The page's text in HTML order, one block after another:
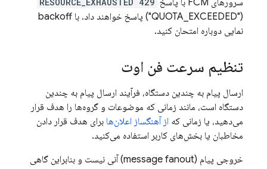
سرورهای FCM با پاسخ
("QUOTA_EXCEEDED") پاسخ خواهند داد. با backoff
نمایی دوباره امتحان کنید.
تنظیم سرعت فن اوت
ارسال پیام به چندین دستگاه، فرآیند ارسال پیام به چندین
دستگاه است، مانند زمانی که موضوعات و گروه‌ها را هدف قرار
می‌دهید، یا زمانی که از آهنگساز اعلان‌ها برای هدف قرار دادن
مخاطبان یا بخش‌های کاربر استفاده می‌کنید.
خروجی پیام (message fanout) آنی نیست و بنابراین گاهی